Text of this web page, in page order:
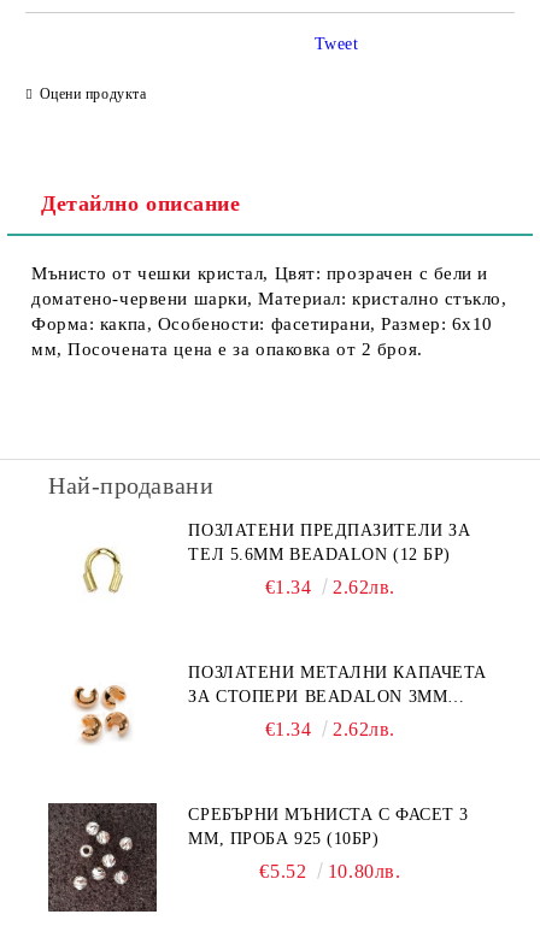
Оцени продукта
Tweet
Детайлно описание
Мънисто от чешки кристал, Цвят: прозрачен с бели и
доматено-червени шарки, Материал: кристално стъкло,
Форма: какпа, Особености: фасетирани, Размер: 6х10
мм, Посочената цена е за опаковка от 2 броя.
Най-продавани
ПОЗЛАТЕНИ ПРЕДПАЗИТЕЛИ ЗА
ТЕЛ 5.6ММ BEADALON (12 БР)
€1.34 2.62лв.
ПОЗЛАТЕНИ МЕТАЛНИ КАПАЧЕТА
ЗА СТОПЕРИ BEADALON 3ММ
€1.34 2.62лв.
СРЕБЪРНИ МЪНИСТА С ФАСЕТ 3
ММ, ПРОБА 925 (10БР)
€5.52 10.80лв.